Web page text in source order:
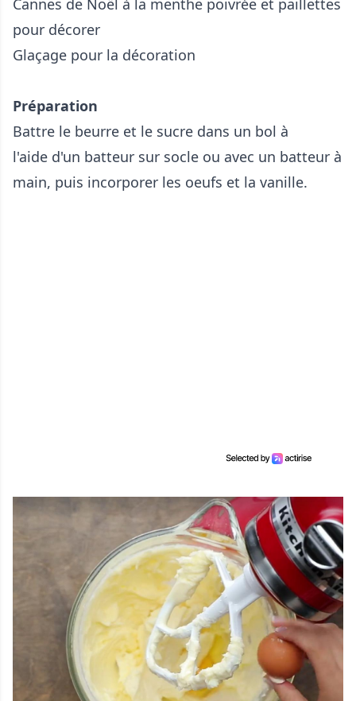
Cannes de Noël à la menthe poivrée et paillettes
pour décorer
Glaçage pour la décoration
Préparation
Battre le beurre et le sucre dans un bol à
l'aide d'un batteur sur socle ou avec un batteur à
main, puis incorporer les oeufs et la vanille.